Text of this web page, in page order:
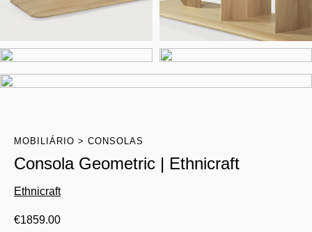
MOBILIÁRIO CONSOLAS
Consola Geometric | Ethnicraft
Ethnicraft
€1859.00